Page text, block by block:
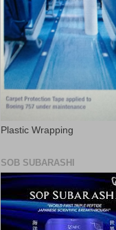
Plastic Wrapping
SOB SUBARASHI